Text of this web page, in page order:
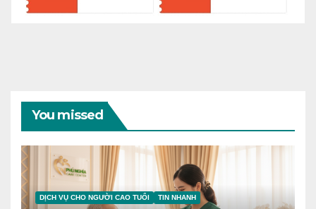
You missed
DỊCH VỤ CHO NGƯỜI CAO TUỔI TIN NHANH